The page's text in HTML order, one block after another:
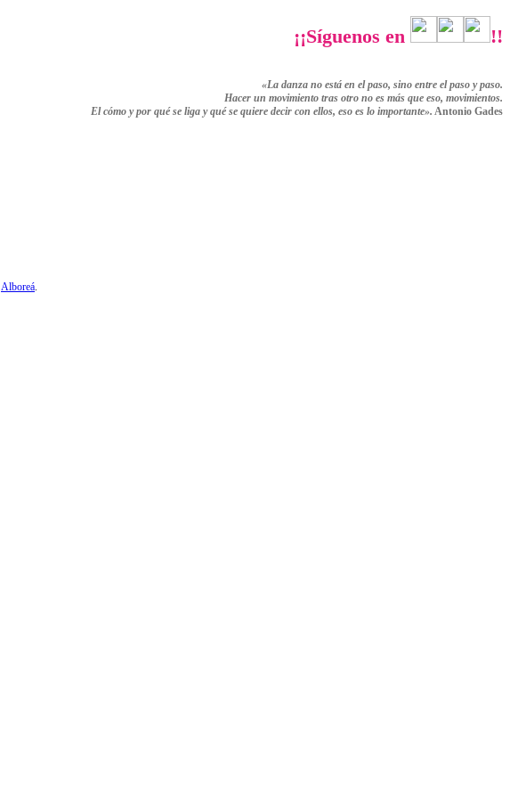
¡¡Síguenos en !!
«La danza no está en el paso, sino entre el paso y paso.
Hacer un movimiento tras otro no es más que eso, movimientos.
El cómo y por qué se liga y qué se quiere decir con ellos, eso es lo importante». Antonio Gades
Alboreá.